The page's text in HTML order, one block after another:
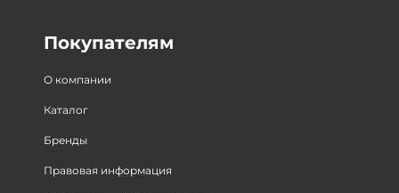
Покупателям
О компании
Каталог
Бренды
Правовая информация